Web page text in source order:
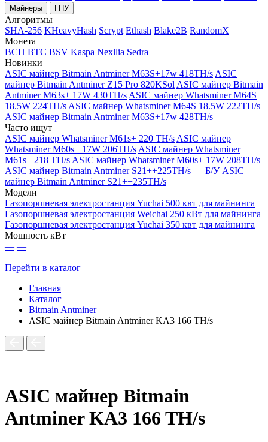
Майнеры ГПУ
Алгоритмы
SHA-256 KHeavyHash Scrypt Ethash Blake2B RandomX
Монета
BCH BTC BSV Kaspa Nexllia Sedra
Новинки
ASIC майнер Bitmain Antminer M63S+17w 418TH/s ASIC
майнер Bitmain Antminer Z15 Pro 820KSol ASIC майнер Bitmain
Antminer M63s+ 17W 430TH/s ASIC майнер Whatsminer M64S
18.5W 224TH/s ASIC майнер Whatsminer M64S 18.5W 222TH/s
ASIC майнер Bitmain Antminer M63S+17w 428TH/s
Часто ищут
ASIC майнер Whatsminer M61s+ 220 TH/s ASIC майнер
Whatsminer M60s+ 17W 206TH/s ASIC майнер Whatsminer
M61s+ 218 TH/s ASIC майнер Whatsminer M60s+ 17W 208TH/s
ASIC майнер Bitmain Antminer S21++225TH/s — Б/У ASIC
майнер Bitmain Antminer S21++235TH/s
Модели
Газопоршневая электростанция Yuchai 500 квт для майнинга
Газопоршневая электростанция Weichai 250 кВт для майнинга
Газопоршневая электростанция Yuchai 350 квт для майнинга
Мощность кВт
— —
—
Перейти в каталог
Главная
Каталог
Bitmain Antminer
ASIC майнер Bitmain Antminer KA3 166 TH/s
ASIC майнер Bitmain
Antminer KA3 166 TH/s